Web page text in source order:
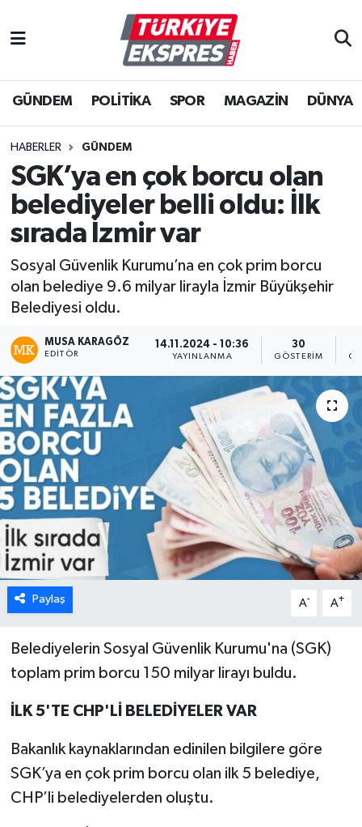
GÜNDEM POLİTİKA SPOR MAGAZİN DÜNYA
HABERLER GÜNDEM
SGK’ya en çok borcu olan
belediyeler belli oldu: İlk
sırada İzmir var
Sosyal Güvenlik Kurumu’na en çok prim borcu
olan belediye 9.6 milyar lirayla İzmir Büyükşehir
Belediyesi oldu.
MUSA KARAGÖZ
EDITÖR
14.11.2024 - 10:36
YAYINLANMA
30
GÖSTERIM
Paylaş A- A+
Belediyelerin Sosyal Güvenlik Kurumu'na (SGK)
toplam prim borcu 150 milyar lirayı buldu.
İLK 5'TE CHP'Lİ BELEDİYELER VAR
Bakanlık kaynaklarından edinilen bilgilere göre
SGK’ya en çok prim borcu olan ilk 5 belediye,
CHP’li belediyelerden oluştu.
İstanbul Nöbetçi Eczaneler
İstanbul Hava Durumu
İstanbul Namaz Vakitleri
İstanbul Trafik Yoğunluk Haritası
Süper Lig Puan Durumu ve Fikstür
Tüm Manşetler
Son Dakika Haberleri
Haber Arşivi